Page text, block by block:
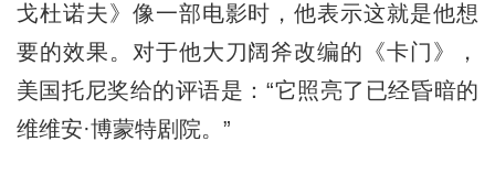
戈杜诺夫》像一部电影时，他表示这就是他想
要的效果。对于他大刀阔斧改编的《卡门》，
美国托尼奖给的评语是：“它照亮了已经昏暗的
维维安·博蒙特剧院。”